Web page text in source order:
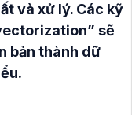
và xử lý. Các kỹ
sẽ
bản thành dữ